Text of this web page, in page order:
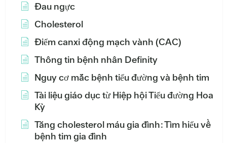
Đau ngực
Cholesterol
Điểm canxi động mạch vành (CAC)
Thông tin bệnh nhân Definity
Nguy cơ mắc bệnh tiểu đường và bệnh tim
Tài liệu giáo dục từ Hiệp hội Tiểu đường Hoa
Kỳ
Tăng cholesterol máu gia đình: Tìm hiểu về
bệnh tim gia đình